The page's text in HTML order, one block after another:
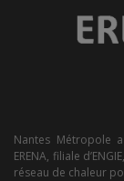
Nantes Métropole
ERENA, filiale
réseau de chaleur